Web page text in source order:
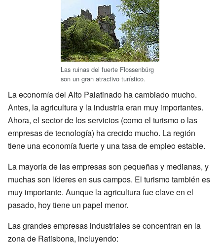
Las ruinas del fuerte Flossenbürg
son un gran atractivo turístico.
La economía del Alto Palatinado ha cambiado mucho.
Antes, la agricultura y la industria eran muy importantes.
Ahora, el sector de los servicios (como el turismo o las
empresas de tecnología) ha crecido mucho. La región
tiene una economía fuerte y una tasa de empleo estable.
La mayoría de las empresas son pequeñas y medianas, y
muchas son líderes en sus campos. El turismo también es
muy importante. Aunque la agricultura fue clave en el
pasado, hoy tiene un papel menor.
Las grandes empresas industriales se concentran en la
zona de Ratisbona, incluyendo: